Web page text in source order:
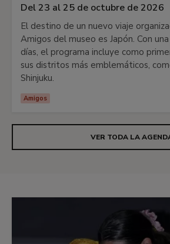
Del 23 al 25 de octubre de 2026
El destino de un nuevo viaje
Amigos del museo es Japón. Con
días, el programa incluye como
sus distritos más emblemáticos,
Shinjuku.
Amigos
VER TODA LA